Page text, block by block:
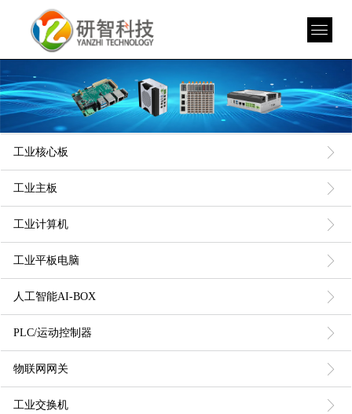
工业核心板 ꁕ
工业主板 ꁕ
工业计算机 ꁕ
工业平板电脑 ꁕ
人工智能AI-BOX ꁕ
PLC/运动控制器 ꁕ
物联网网关 ꁕ
工业交换机 ꁕ